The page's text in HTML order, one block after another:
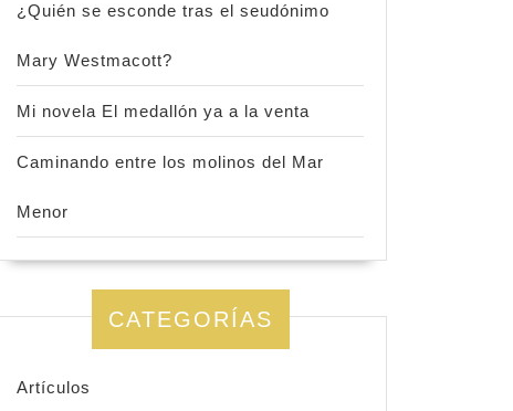
¿Quién se esconde tras el seudónimo
Mary Westmacott?
Mi novela El medallón ya a la venta
Caminando entre los molinos del Mar
Menor
CATEGORÍAS
Artículos